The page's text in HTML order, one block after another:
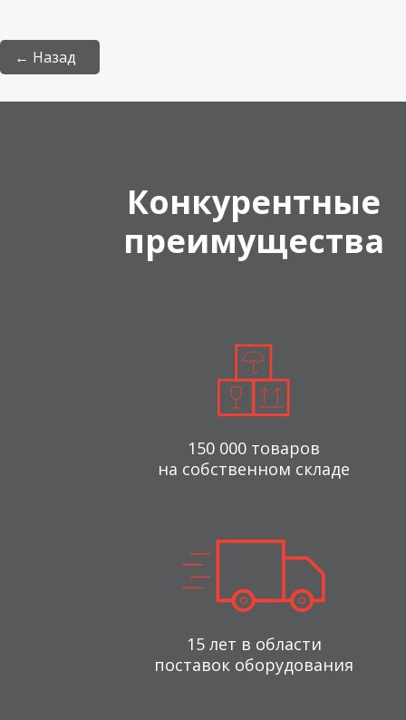
← Назад
Конкурентные
преимущества
150 000 товаров
на собственном складе
15 лет в области
поставок оборудования